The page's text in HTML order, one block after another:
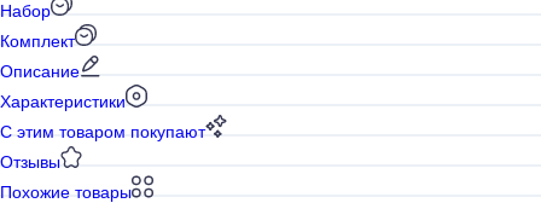
Набор
Комплект
Описание
Характеристики
С этим товаром покупают
Отзывы
Похожие товары